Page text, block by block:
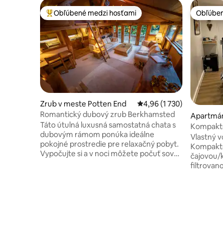
Najobľúbenejšie medzi hosťami
Obľúbené medzi hosťami
Zrub v meste Potten End Priemerné ohodnotenie
4,96 (1 730)
Romantický dubový zrub Berkhamsted
Táto útulná luxusná samostatná chata s
dubovým rámom ponúka ideálne
pokojné prostredie pre relaxačný pobyt.
Vypočujte si a v noci môžete počuť sovy.
9 m od
Vlastný
čajovou/